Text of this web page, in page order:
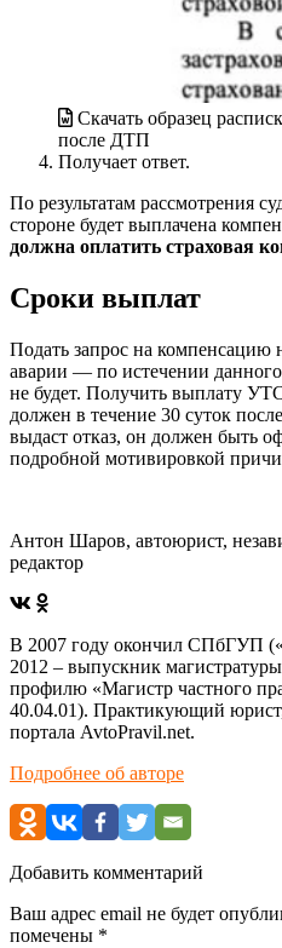
Скачать образец
после ДТП
Получает ответ.
По результатам рассмотрения
стороне будет выплачена
должна оплатить страховая
Сроки выплат
Подать запрос на компенсацию
аварии — по истечении данного
не будет. Получить выплату УТС
должен в течение 30 суток
выдаст отказ, он должен быть
подробной мотивировкой
Антон Шаров, автоюрист,
редактор
В 2007 году окончил СПбГУП
2012 – выпускник
профилю «Магистр частного
40.04.01). Практикующий
портала AvtoPravil.net.
Подробнее об авторе
Добавить комментарий
Ваш адрес email не будет
помечены *